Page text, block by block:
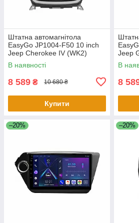
Штатна автомагнітола
EasyGo JP1004-F50 10 inch
Jeep Cherokee IV (WK2)
2014-2017
В наявності
8 589 ₴ 10 680 ₴
Купити
Jeep
2013
В
8
–20% –20%